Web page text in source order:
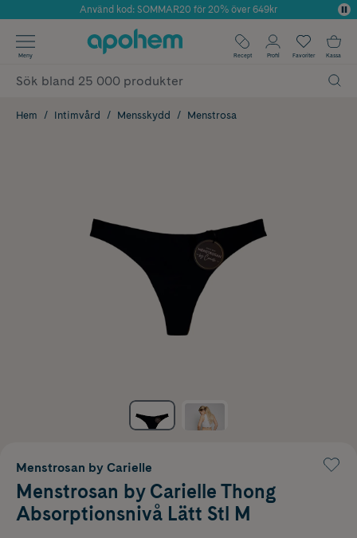
Årets Butik 2025 inom Skönhet
Använd kod: SOMMAR20 för 20% över 649kr
✓ Fri frakt
✓ Poäng på alla köp*
Meny Recept Profil Favoriter Kassa
Hem Intimvård Mensskydd Menstrosa
Menstrosan by Carielle
Menstrosan by Carielle Thong
Absorptionsnivå Lätt Stl M